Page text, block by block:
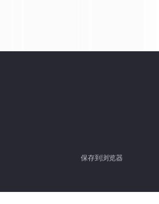
保存到浏览器